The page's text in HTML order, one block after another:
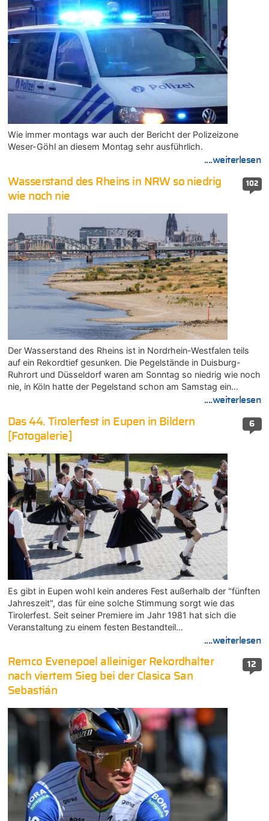
Wie immer montags war auch der Bericht der Polizeizone
Weser-Göhl an diesem Montag sehr ausführlich.
....weiterlesen
102
Wasserstand des Rheins in NRW so niedrig
wie noch nie
Der Wasserstand des Rheins ist in Nordrhein-Westfalen teils
auf ein Rekordtief gesunken. Die Pegelstände in Duisburg-
Ruhrort und Düsseldorf waren am Sonntag so niedrig wie noch
nie, in Köln hatte der Pegelstand schon am Samstag ein…
....weiterlesen
6
Das 44. Tirolerfest in Eupen in Bildern
[Fotogalerie]
Es gibt in Eupen wohl kein anderes Fest außerhalb der "fünften
Jahreszeit", das für eine solche Stimmung sorgt wie das
Tirolerfest. Seit seiner Premiere im Jahr 1981 hat sich die
Veranstaltung zu einem festen Bestandteil…
....weiterlesen
12
Remco Evenepoel alleiniger Rekordhalter
nach viertem Sieg bei der Clasica San
Sebastián